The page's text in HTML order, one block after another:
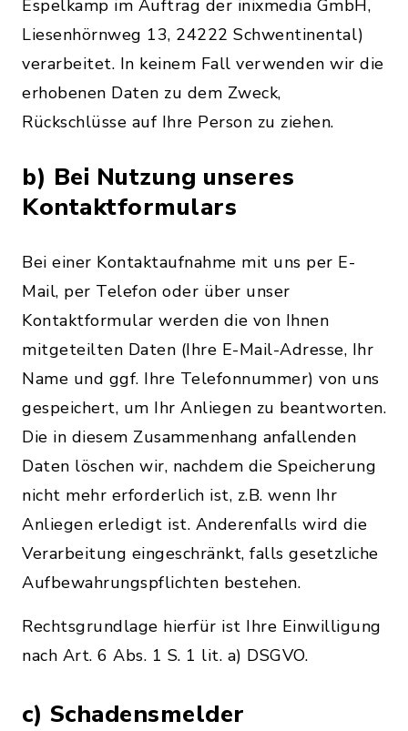
Espelkamp im Auftrag der inixmedia GmbH,
Liesenhörnweg 13, 24222 Schwentinental)
verarbeitet. In keinem Fall verwenden wir die
erhobenen Daten zu dem Zweck,
Rückschlüsse auf Ihre Person zu ziehen.
b) Bei Nutzung unseres
Kontaktformulars
Bei einer Kontaktaufnahme mit uns per E-
Mail, per Telefon oder über unser
Kontaktformular werden die von Ihnen
mitgeteilten Daten (Ihre E-Mail-Adresse, Ihr
Name und ggf. Ihre Telefonnummer) von uns
gespeichert, um Ihr Anliegen zu beantworten.
Die in diesem Zusammenhang anfallenden
Daten löschen wir, nachdem die Speicherung
nicht mehr erforderlich ist, z.B. wenn Ihr
Anliegen erledigt ist. Anderenfalls wird die
Verarbeitung eingeschränkt, falls gesetzliche
Aufbewahrungspflichten bestehen.
Rechtsgrundlage hierfür ist Ihre Einwilligung
nach Art. 6 Abs. 1 S. 1 lit. a) DSGVO.
c) Schadensmelder